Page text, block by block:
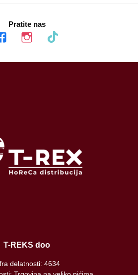
Pratite nas
instagram tiktok
T-REKS doo
delatnosti: 4634